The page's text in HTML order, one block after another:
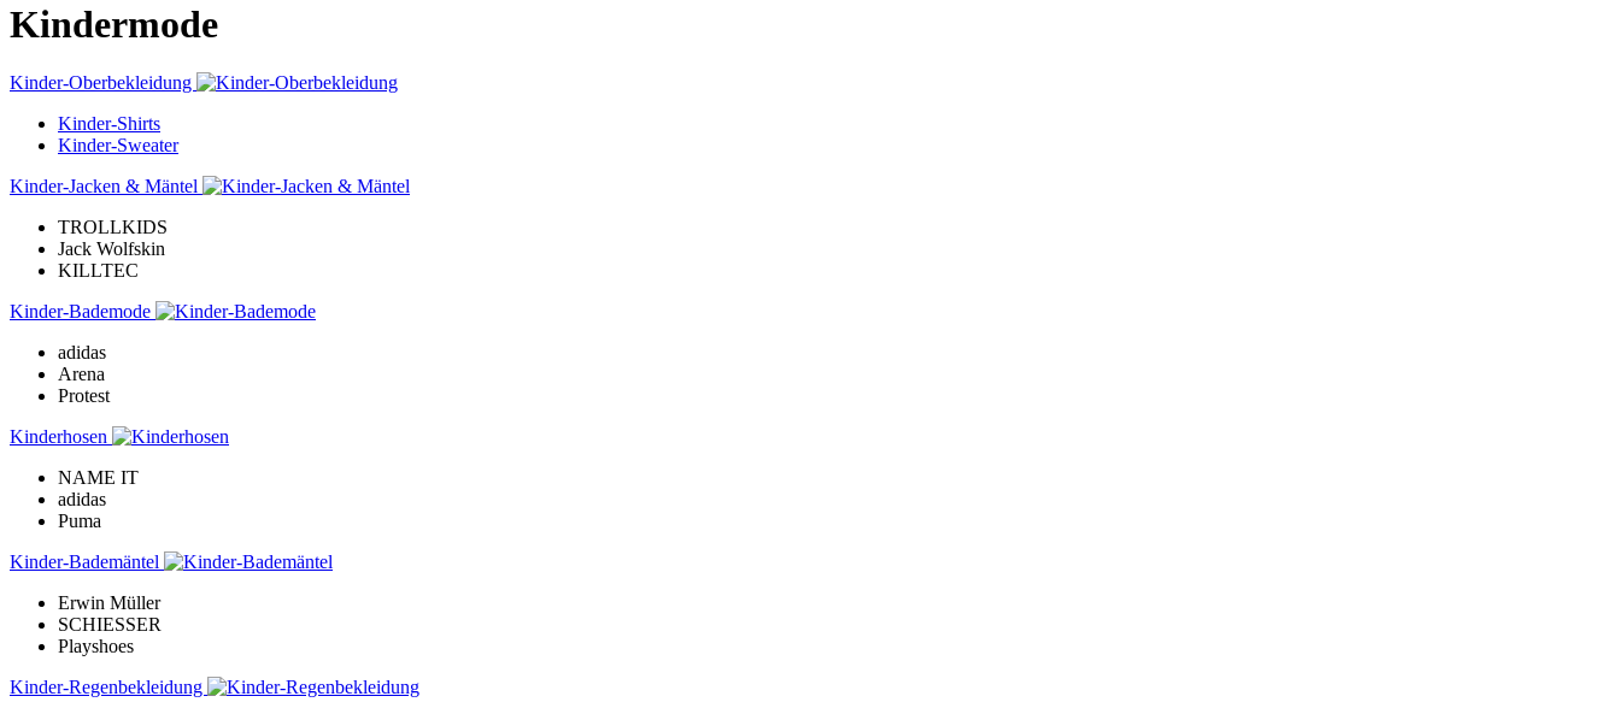
Kindermode
Kinder-Oberbekleidung
Kinder-Shirts
Kinder-Sweater
Kinder-Jacken & Mäntel
TROLLKIDS
Jack Wolfskin
KILLTEC
Kinder-Bademode
adidas
Arena
Protest
Kinderhosen
NAME IT
adidas
Puma
Kinder-Bademäntel
Erwin Müller
SCHIESSER
Playshoes
Kinder-Regenbekleidung